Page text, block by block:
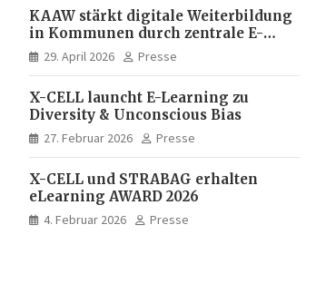
KAAW stärkt digitale Weiterbildung
in Kommunen durch zentrale E-
Learning Plattform von X-CELL
29. April 2026 Presse
X-CELL launcht E-Learning zu
Diversity & Unconscious Bias
27. Februar 2026 Presse
X-CELL und STRABAG erhalten
eLearning AWARD 2026
4. Februar 2026 Presse